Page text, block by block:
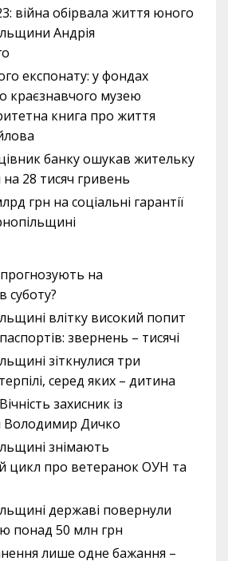
війна обірвала життя юного
Андрія
експонату: у фондах
краєзнавчого музею
книга про життя
банку ошукав жительку
28 тисяч гривень
грн на соціальні гарантії
на
суботу?
влітку високий попит
звернень – тисячі
зіткнулися три
серед яких – дитина
захисник із
Володимир Дичко
знімають
цикл про ветеранок ОУН та
державі повернули
понад 50 млн грн
лише одне бажання –